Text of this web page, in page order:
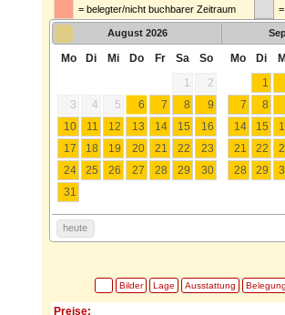
= belegter/nicht buchbarer Zeitraum
August 2026
Mo Di Mi Do Fr Sa
So
1
2
3
4 5 6 7 8
9
10
11 12 13 14 15
16
17
18 19 20 21 22
23
24
25 26 27 28 29
30
31
Mo Di
1
7
8
14
15
21
22
28
29
heute
Bilder Lage Ausstattung
Preise: